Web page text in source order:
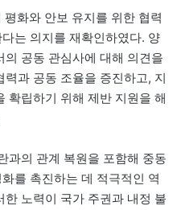
화와 안보 유지를 위한 협력
는 의지를 재확인하였다. 양
공동 관심사에 대해 의견을
과 공동 조율을 증진하고, 지
확립하기 위해 제반 지원을 해
과의 관계 복원을 포함해 중동
를 촉진하는 데 적극적인 역
노력이 국가 주권과 내정 불